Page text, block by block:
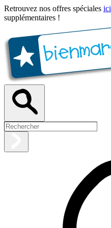
Retrouvez nos offres spéciales ici
supplémentaires !